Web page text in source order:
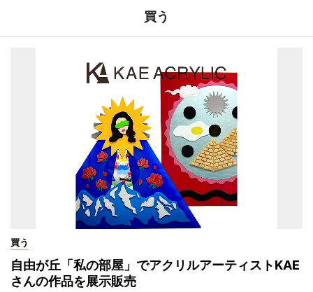
買う
買う
自由が丘「私の部屋」でアクリルアーティストKAE
さんの作品を展示販売